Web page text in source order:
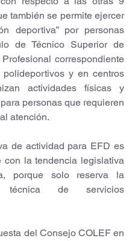
también se permite ejercer
deportiva” por personas
de Técnico Superior de
correspondiente
polideportivos y en centros
actividades físicas y
personas que requieren
atención.
de actividad para EFD es
con la tendencia legislativa
porque solo reserva la
técnica de servicios
del Consejo COLEF en